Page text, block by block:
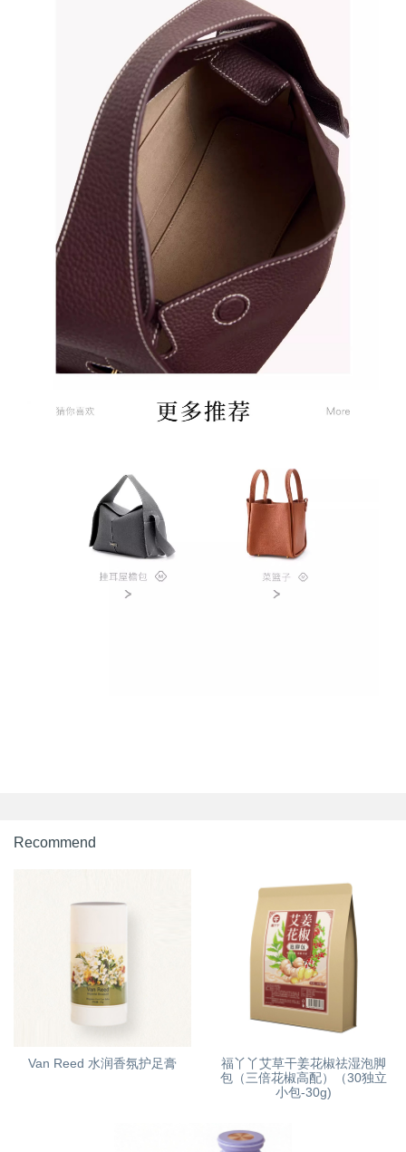
Recommend
Van Reed 水润香氛护足膏
福丫丫艾草干姜花椒祛湿泡脚
包（三倍花椒高配）（30独立
小包-30g)